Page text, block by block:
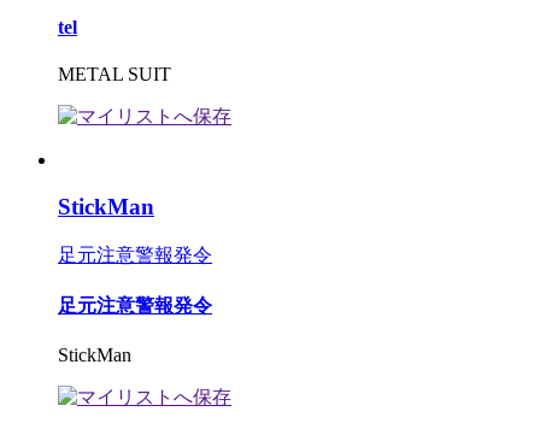
tel
METAL SUIT
StickMan
足元注意警報発令
足元注意警報発令
StickMan